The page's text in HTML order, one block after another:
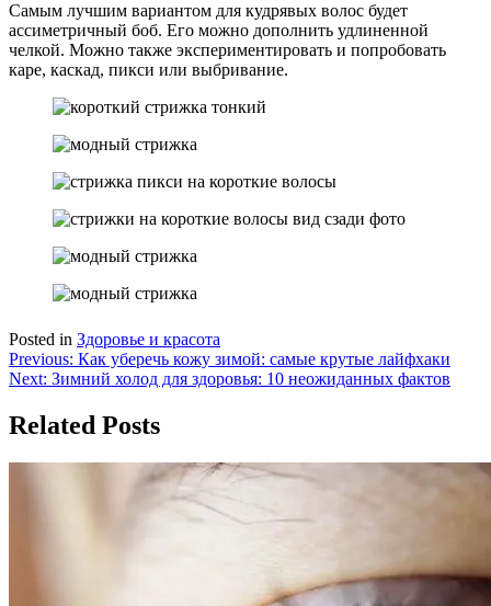
Самым лучшим вариантом для кудрявых волос будет
ассиметричный боб. Его можно дополнить удлиненной
челкой. Можно также экспериментировать и попробовать
каре, каскад, пикси или выбривание.
Posted in Здоровье и красота
Навигация
по
записям
Previous: Как уберечь кожу зимой: самые крутые лайфхаки
Next: Зимний холод для здоровья: 10 неожиданных фактов
Related Posts